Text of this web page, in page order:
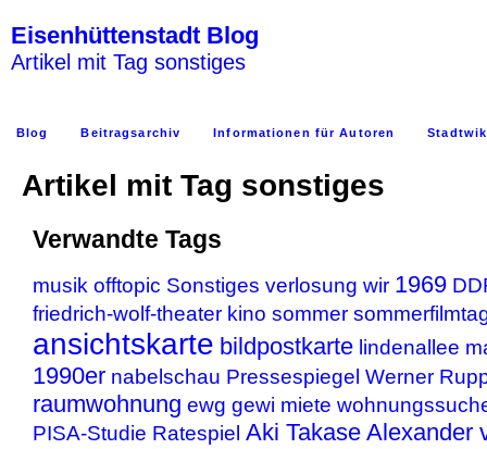
Eisenhüttenstadt Blog
Artikel mit Tag sonstiges
Blog Beitragsarchiv Informationen für Autoren
Artikel mit Tag sonstiges
Verwandte Tags
musik offtopic Sonstiges verlosung wir 1969
friedrich-wolf-theater kino sommer
ansichtskarte bildpostkarte lindenallee
1990er nabelschau Pressespiegel Werner
raumwohnung ewg gewi miete
PISA-Studie Ratespiel Aki Takase Alexander